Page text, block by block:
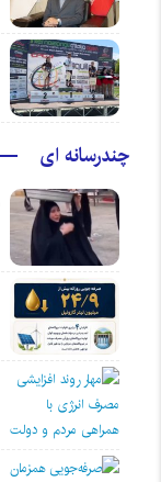
چندرسانه ای